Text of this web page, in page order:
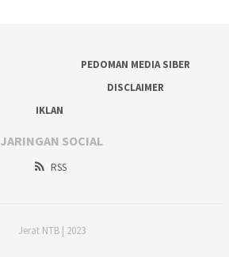
PEDOMAN MEDIA SIBER
DISCLAIMER
IKLAN
JARINGAN SOCIAL
RSS
Jerat NTB | 2023